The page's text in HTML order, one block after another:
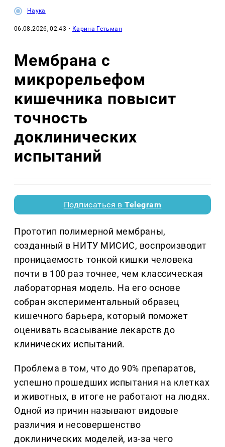
Наука
06.08.2026, 02:43 · Карина Гетьман
Мембрана с
микрорельефом
кишечника повысит
точность
доклинических
испытаний
Подписаться вTelegram
Прототип полимерной мембраны,
созданный в НИТУ МИСИС, воспроизводит
проницаемость тонкой кишки человека
почти в 100 раз точнее, чем классическая
лабораторная модель. На его основе
собран экспериментальный образец
кишечного барьера, который поможет
оценивать всасывание лекарств до
клинических испытаний.
Проблема в том, что до 90% препаратов,
успешно прошедших испытания на клетках
и животных, в итоге не работают на людях.
Одной из причин называют видовые
различия и несовершенство
доклинических моделей, из-за чего